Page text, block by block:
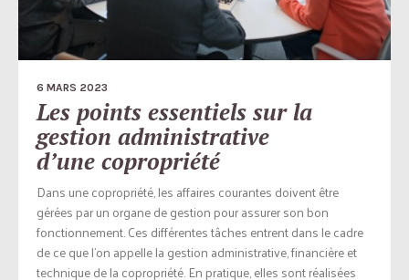
6 MARS 2023
Les points essentiels sur la
gestion administrative
d’une copropriété
Dans une copropriété, les affaires courantes doivent être
gérées par un organe de gestion pour assurer son bon
fonctionnement. Ces différentes tâches entrent dans le cadre
de ce que l’on appelle la gestion administrative, financière et
technique de la copropriété. En pratique, elles sont réalisées